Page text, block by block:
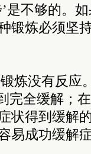
是不够的。
锻炼必须坚
炼没有反应
完全缓解；
状得到缓解
易成功缓解